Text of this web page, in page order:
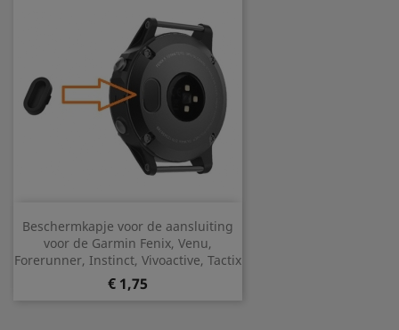
Beschermkapje voor de aansluiting
voor de Garmin Fenix, Venu,
Forerunner, Instinct, Vivoactive, Tactix
Prijs
€ 1,75